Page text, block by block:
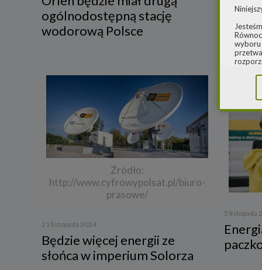
ogólnodostępną stację
wodorową Polsce
Źródło:
http://www.cyfrowypolsat.pl/biuro-
prasowe/
21 listopada 2024
Będzie więcej energii ze
słońca w imperium Solorza
5 listopada
wyboru
2.
ul.
W
a) pod